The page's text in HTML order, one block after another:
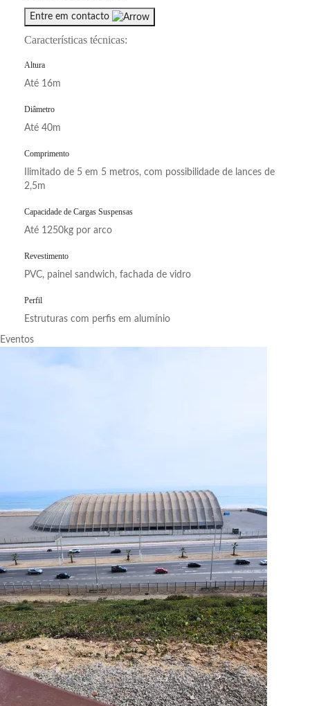
Entre em contacto
Características técnicas:
Altura
Até 16m
Diâmetro
Até 40m
Comprimento
Ilimitado de 5 em 5 metros, com possibilidade de lances de
2,5m
Capacidade de Cargas Suspensas
Até 1250kg por arco
Revestimento
PVC, painel sandwich, fachada de vidro
Perfil
Estruturas com perfis em alumínio
Eventos